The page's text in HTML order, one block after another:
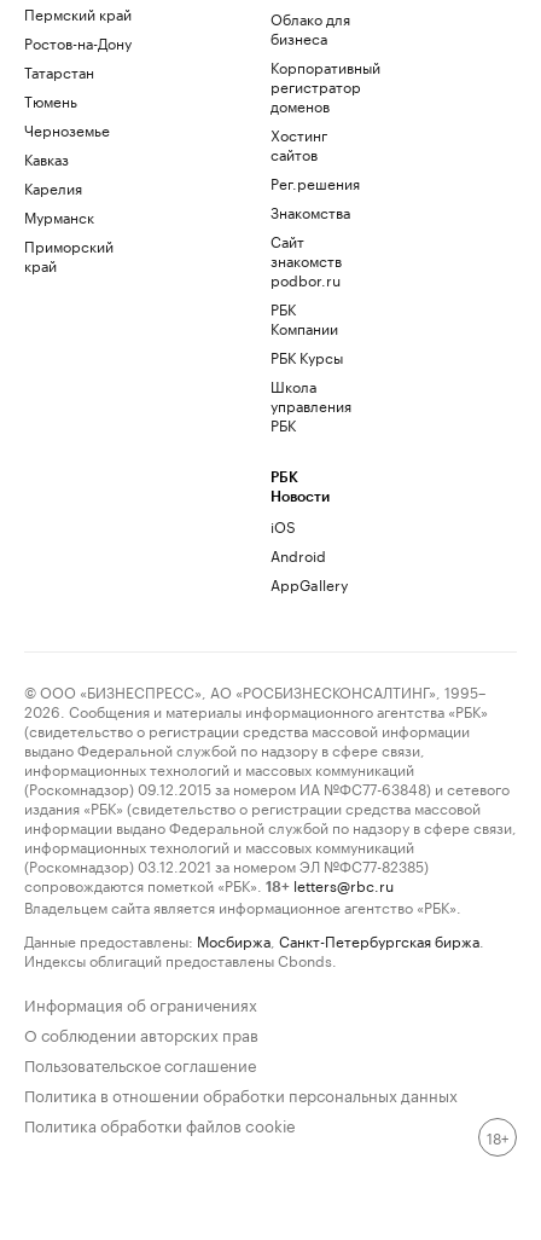
Пермский край
Ростов-на-Дону
Татарстан
Тюмень
Черноземье
Кавказ
Карелия
Мурманск
Приморский
край
Облако для
бизнеса
Корпоративный
регистратор
доменов
Хостинг
сайтов
Рег.решения
Знакомства
Сайт
знакомств
podbor.ru
РБК
Компании
РБК Курсы
Школа
управления
РБК
РБК
Новости
iOS
Android
AppGallery
© ООО «БИЗНЕСПРЕСС», АО «РОСБИЗНЕСКОНСАЛТИНГ», 1995–
2026. Сообщения и материалы информационного агентства «РБК»
(свидетельство о регистрации средства массовой информации
выдано Федеральной службой по надзору в сфере связи,
информационных технологий и массовых коммуникаций
(Роскомнадзор) 09.12.2015 за номером ИА №ФС77-63848) и сетевого
издания «РБК» (свидетельство о регистрации средства массовой
информации выдано Федеральной службой по надзору в сфере связи,
информационных технологий и массовых коммуникаций
(Роскомнадзор) 03.12.2021 за номером ЭЛ №ФС77-82385)
сопровождаются пометкой «РБК».
18+ letters@rbc.ru
Владельцем сайта является информационное агентство «РБК».
Данные предоставлены: Мосбиржа Санкт-Петербургская биржа
Индексы облигаций предоставлены Cbonds.
Информация об ограничениях
О соблюдении авторских прав
Пользовательское соглашение
Политика в отношении обработки персональных данных
Политика обработки файлов cookie
18+